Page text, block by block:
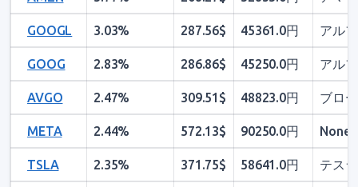
GOOGL 3.03% 287.56$ 45361.0円 アル
GOOG 2.83% 286.86$ 45250.0円 アル
AVGO 2.47% 309.51$ 48823.0円 ブロ
META 2.44% 572.13$ 90250.0円 None
TSLA 2.35% 371.75$ 58641.0円 テスラ